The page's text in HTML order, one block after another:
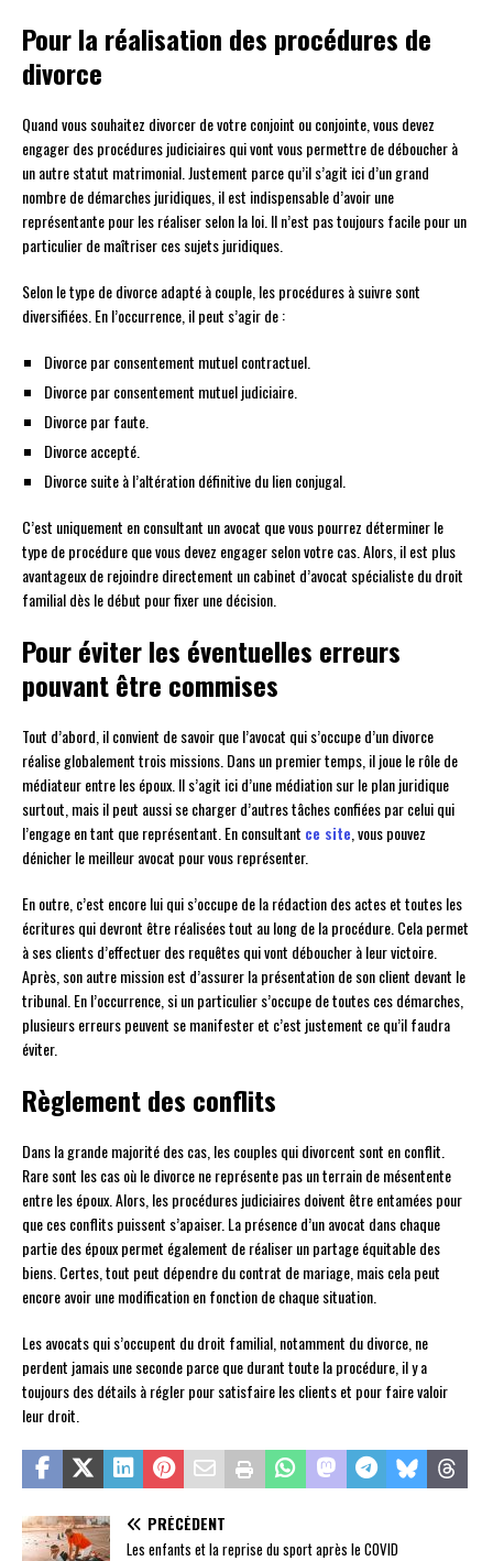
Pour la réalisation des procédures de
divorce
Quand vous souhaitez divorcer de votre conjoint ou conjointe, vous devez
engager des procédures judiciaires qui vont vous permettre de déboucher à
un autre statut matrimonial. Justement parce qu’il s’agit ici d’un grand
nombre de démarches juridiques, il est indispensable d’avoir une
représentante pour les réaliser selon la loi. Il n’est pas toujours facile pour un
particulier de maîtriser ces sujets juridiques.
Selon le type de divorce adapté à couple, les procédures à suivre sont
diversifiées. En l’occurrence, il peut s’agir de :
Divorce par consentement mutuel contractuel.
Divorce par consentement mutuel judiciaire.
Divorce par faute.
Divorce accepté.
Divorce suite à l’altération définitive du lien conjugal.
C’est uniquement en consultant un avocat que vous pourrez déterminer le
type de procédure que vous devez engager selon votre cas. Alors, il est plus
avantageux de rejoindre directement un cabinet d’avocat spécialiste du droit
familial dès le début pour fixer une décision.
Pour éviter les éventuelles erreurs
pouvant être commises
Tout d’abord, il convient de savoir que l’avocat qui s’occupe d’un divorce
réalise globalement trois missions. Dans un premier temps, il joue le rôle de
médiateur entre les époux. Il s’agit ici d’une médiation sur le plan juridique
surtout, mais il peut aussi se charger d’autres tâches confiées par celui qui
l’engage en tant que représentant. En consultant ce site , vous pouvez
dénicher le meilleur avocat pour vous représenter.
En outre, c’est encore lui qui s’occupe de la rédaction des actes et toutes les
écritures qui devront être réalisées tout au long de la procédure. Cela permet
à ses clients d’effectuer des requêtes qui vont déboucher à leur victoire.
Après, son autre mission est d’assurer la présentation de son client devant le
tribunal. En l’occurrence, si un particulier s’occupe de toutes ces démarches,
plusieurs erreurs peuvent se manifester et c’est justement ce qu’il faudra
éviter.
Règlement des conflits
Dans la grande majorité des cas, les couples qui divorcent sont en conflit.
Rare sont les cas où le divorce ne représente pas un terrain de mésentente
entre les époux. Alors, les procédures judiciaires doivent être entamées pour
que ces conflits puissent s’apaiser. La présence d’un avocat dans chaque
partie des époux permet également de réaliser un partage équitable des
biens. Certes, tout peut dépendre du contrat de mariage, mais cela peut
encore avoir une modification en fonction de chaque situation.
Les avocats qui s’occupent du droit familial, notamment du divorce, ne
perdent jamais une seconde parce que durant toute la procédure, il y a
toujours des détails à régler pour satisfaire les clients et pour faire valoir
leur droit.
PRÉCÉDENT
Les enfants et la reprise du sport après le COVID